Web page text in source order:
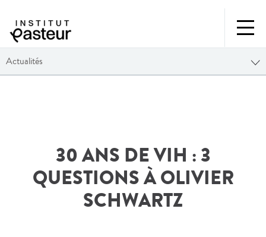
Actualités
30 ANS DE VIH : 3
QUESTIONS À OLIVIER
SCHWARTZ